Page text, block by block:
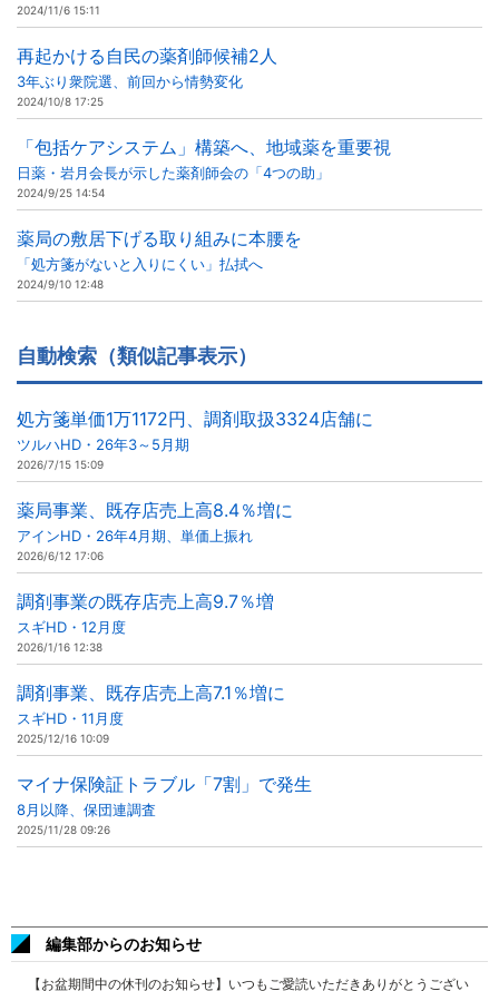
2024/11/6 15:11
再起かける自民の薬剤師候補2人
3年ぶり衆院選、前回から情勢変化
2024/10/8 17:25
「包括ケアシステム」構築へ、地域薬を重要視
日薬・岩月会長が示した薬剤師会の「4つの助」
2024/9/25 14:54
薬局の敷居下げる取り組みに本腰を
「処方箋がないと入りにくい」払拭へ
2024/9/10 12:48
自動検索（類似記事表示）
処方箋単価1万1172円、調剤取扱3324店舗に
ツルハHD・26年3～5月期
2026/7/15 15:09
薬局事業、既存店売上高8.4％増に
アインHD・26年4月期、単価上振れ
2026/6/12 17:06
調剤事業の既存店売上高9.7％増
スギHD・12月度
2026/1/16 12:38
調剤事業、既存店売上高7.1％増に
スギHD・11月度
2025/12/16 10:09
マイナ保険証トラブル「7割」で発生
8月以降、保団連調査
2025/11/28 09:26
編集部からのお知らせ
【お盆期間中の休刊のお知らせ】いつもご愛読いただきありがとうござい